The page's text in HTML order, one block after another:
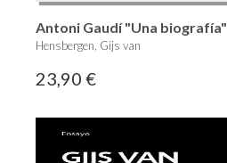
Antoni Gaudí "Una biografía"
Hensbergen, Gijs van
23,90 €